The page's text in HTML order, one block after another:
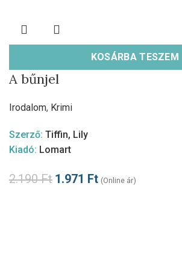
KOSÁRBA TESZEM
A bűnjel
Irodalom, Krimi
Szerző: Tiffin, Lily
Kiadó: Lomart
2.190Ft 1.971 Ft (Online ár)